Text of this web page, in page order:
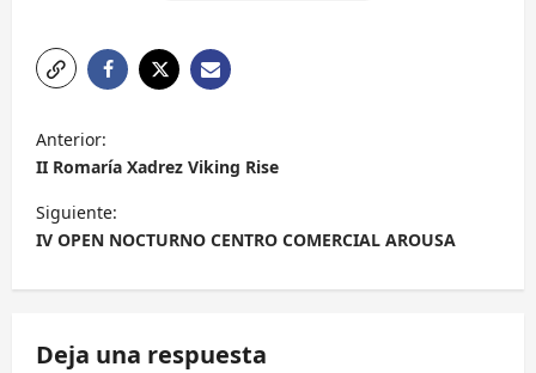
a
v
e
c
Anterior:
II Romaría Xadrez Viking Rise
Siguiente:
IV OPEN NOCTURNO CENTRO COMERCIAL AROUSA
Deja una respuesta